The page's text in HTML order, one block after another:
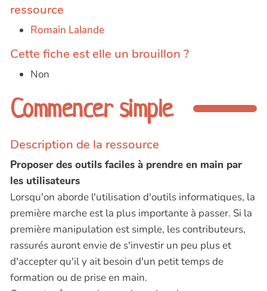
ressource
Romain Lalande
Cette fiche est elle un brouillon ?
Non
Commencer simple
Description de la ressource
Proposer des outils faciles à prendre en main par
les utilisateurs
Lorsqu'on aborde l'utilisation d'outils informatiques, la
première marche est la plus importante à passer. Si la
première manipulation est simple, les contributeurs,
rassurés auront envie de s'investir un peu plus et
d'accepter qu'il y ait besoin d'un petit temps de
formation ou de prise en main.